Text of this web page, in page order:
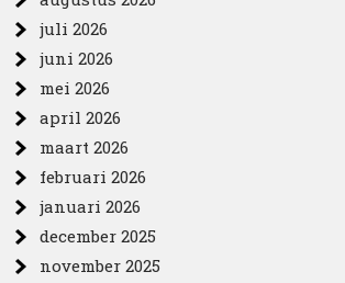
juli 2026
juni 2026
mei 2026
april 2026
maart 2026
februari 2026
januari 2026
december 2025
november 2025